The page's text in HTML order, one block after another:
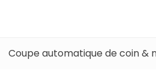
Coupe automatique de coin &